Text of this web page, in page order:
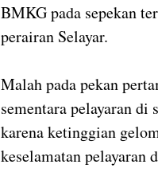
BMKG pada sepekan
perairan Selayar.
Malah pada pekan
sementara pelayaran
karena ketinggian
keselamatan pelayaran